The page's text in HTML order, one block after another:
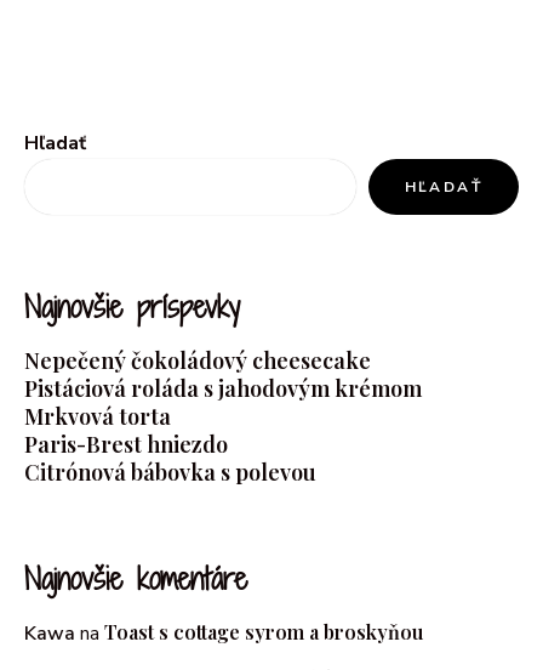
Hľadať
HĽADAŤ
Najnovšie príspevky
Nepečený čokoládový cheesecake
Pistáciová roláda s jahodovým krémom
Mrkvová torta
Paris-Brest hniezdo
Citrónová bábovka s polevou
Najnovšie komentáre
Kawa na Toast s cottage syrom a broskyňou